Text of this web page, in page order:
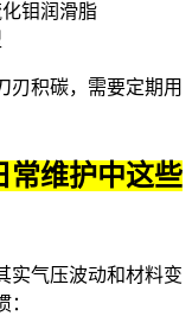
钼润滑脂
刃积碳，需要定期用
常维护中这些
实气压波动和材料变